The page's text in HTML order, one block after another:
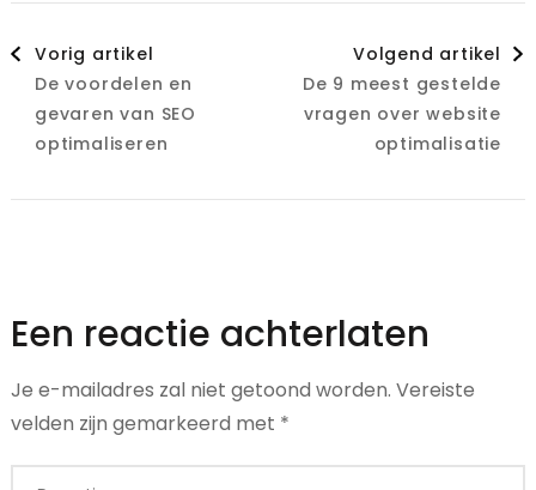
Berichtnavigatie
Vorig artikel
De voordelen en
gevaren van SEO
optimaliseren
Volgend artikel
De 9 meest gestelde
vragen over website
optimalisatie
Een reactie achterlaten
Je e-mailadres zal niet getoond worden. Vereiste
velden zijn gemarkeerd met *